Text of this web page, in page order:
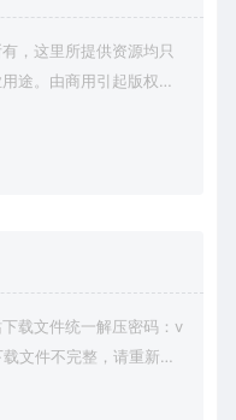
，这里所提供资源均只
途。由商用引起版权纠
载文件统一解压密码：v
文件不完整，请重新下